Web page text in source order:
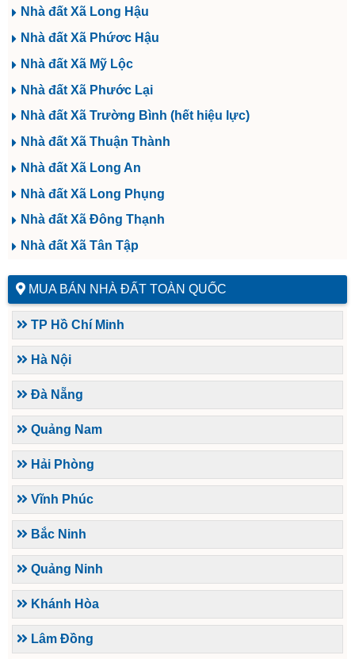
Nhà đất Xã Long Hậu
Nhà đất Xã Phứơc Hậu
Nhà đất Xã Mỹ Lộc
Nhà đất Xã Phước Lại
Nhà đất Xã Trường Bình (hết hiệu lực)
Nhà đất Xã Thuận Thành
Nhà đất Xã Long An
Nhà đất Xã Long Phụng
Nhà đất Xã Đông Thạnh
Nhà đất Xã Tân Tập
MUA BÁN NHÀ ĐẤT TOÀN QUỐC
TP Hồ Chí Minh
Hà Nội
Đà Nẵng
Quảng Nam
Hải Phòng
Vĩnh Phúc
Bắc Ninh
Quảng Ninh
Khánh Hòa
Lâm Đồng